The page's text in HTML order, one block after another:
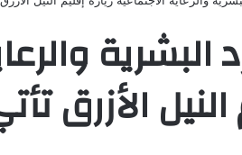
البشرية
النيل